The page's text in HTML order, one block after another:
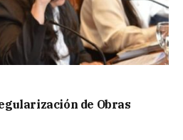
de Obras